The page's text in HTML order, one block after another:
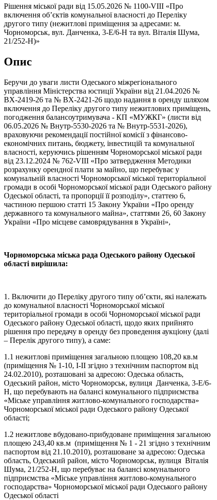
Рішення міської ради від 15.05.2026 № 1100-VIII «Про
включення об’єктів комунальної власності до Переліку
другого типу (нежитлові приміщення за адресами: м.
Чорноморськ, вул. Данченка, 3-Е/6-Н та вул. Віталія Шума,
21/252-Н)»
Опис
Беручи до уваги листи Одеського міжрегіонального
управління Міністерства юстиції України від 21.04.2026 №
ВХ-2419-26 та № ВХ-2421-26 щодо надання в оренду шляхом
включення до Переліку другого типу нежитлових приміщень,
погодження балансоутримувача - КП «МУЖКГ» (листи від
06.05.2026 № Внутр-5530-2026 та № Внутр-5531-2026),
враховуючи рекомендації постійної комісії з фінансово-
економічних питань, бюджету, інвестицій та комунальної
власності, керуючись рішенням Чорноморської міської ради
від 23.12.2024 № 762-VIII «Про затвердження Методики
розрахунку орендної плати за майно, що перебуває у
комунальній власності Чорноморської міської територіальної
громади в особі Чорноморської міської ради Одеського району
Одеської області, та пропорції її розподілу», статтею 6,
частиною першою статті 15 Закону України «Про оренду
державного та комунального майна», статтями 26, 60 Закону
України «Про місцеве самоврядування в Україні»,
Чорноморська міська рада Одеського району Одеської
області вирішила:
1. Включити до Переліку другого типу об’єкти, які належать
до комунальної власності Чорноморської міської
територіальної громади в особі Чорноморської міської ради
Одеського району Одеської області, щодо яких прийнято
рішення про передачу в оренду без проведення аукціону (далі
– Перелік другого типу), а саме:
1.1 нежитлові приміщення загальною площею 108,20 кв.м
(приміщення № 1-10, І-ІІ згідно з технічним паспортом від
24.02.2010), розташовані за адресою: Одеська область,
Одеський район, місто Чорноморськ, вулиця Данченка, 3-Е/6-
Н, що перебувають на балансі комунального підприємства
«Міське управління житлово-комунального господарства»
Чорноморської міської ради Одеського району Одеської
області;
1.2 нежитлове вбудовано-прибудоване приміщення загальною
площею 243,40 кв.м (приміщення № 1 - 21 згідно з технічним
паспортом від 21.10.2010), розташоване за адресою: Одеська
область, Одеський район, місто Чорноморськ, вулиця Віталія
Шума, 21/252-Н, що перебуває на балансі комунального
підприємства «Міське управління житлово-комунального
господарства» Чорноморської міської ради Одеського району
Одеської області